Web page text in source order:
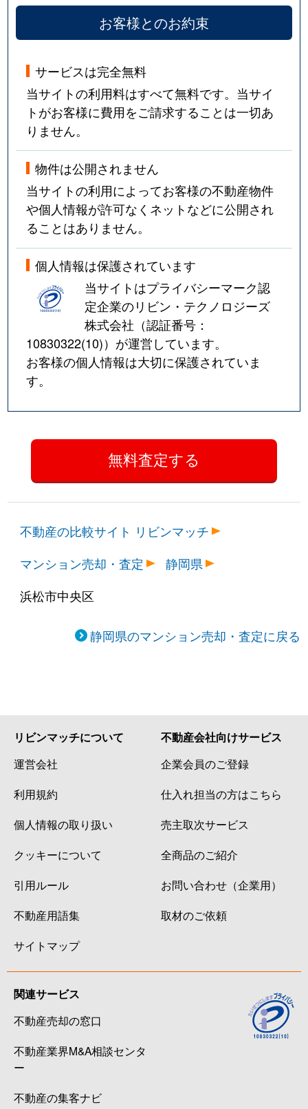
お客様とのお約束
サービスは完全無料
当サイトの利用料はすべて無料です。当サイ
トがお客様に費用をご請求することは一切あ
りません。
物件は公開されません
当サイトの利用によってお客様の不動産物件
や個人情報が許可なくネットなどに公開され
ることはありません。
個人情報は保護されています
当サイトはプライバシーマーク認
定企業のリビン・テクノロジーズ
株式会社（認証番号：
10830322(10)）が運営しています。
お客様の個人情報は大切に保護されていま
す。
不動産の比較サイト リビンマッチ
マンション売却・査定
静岡県
浜松市中央区
静岡県のマンション売却・査定に戻る
リビンマッチについて
運営会社
利用規約
個人情報の取り扱い
クッキーについて
引用ルール
不動産用語集
サイトマップ
不動産会社向けサービス
企業会員のご登録
仕入れ担当の方はこちら
売主取次サービス
全商品のご紹介
お問い合わせ（企業用）
取材のご依頼
関連サービス
不動産売却の窓口
不動産業界M&A相談センタ
ー
不動産の集客ナビ